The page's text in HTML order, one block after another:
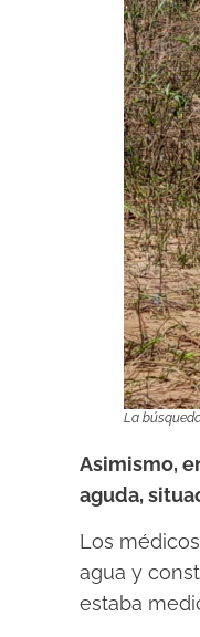
La
Asimismo,
aguda,
Los
agua y
estaba